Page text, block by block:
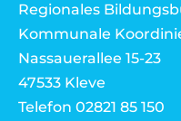
Regionales
Kommunale
Nassauerallee 15-23
47533 Kleve
Telefon 02821 85 150